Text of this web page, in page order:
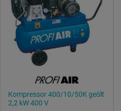
Kompressor 400/10/50K geölt
2,2 kW 400 V